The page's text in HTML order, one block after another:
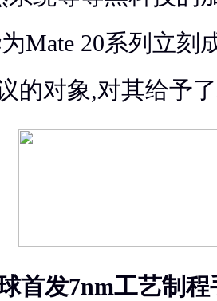
Mate 20系列立刻
的对象,对其给予
首发7nm工艺制